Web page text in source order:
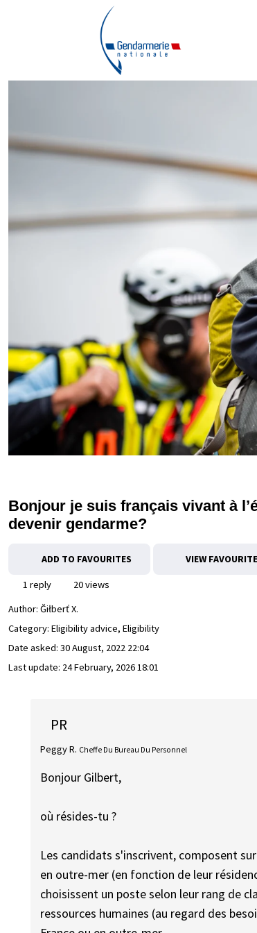
Bonjour je suis français vivant à
devenir gendarme?
ADD TO FAVOURITES VIEW
1 reply
20 views
Author: Ğiłberť X.
Category: Eligibility advice, Eligibility
Date asked: 30 August, 2022 22:04
Last update: 24 February, 2026 18:01
PR
Peggy R. Cheffe Du Bureau Du Personnel
Bonjour Gilbert,
où résides-tu ?
Les candidats s'inscrivent, composent
en outre-mer (en fonction de leur
choisissent un poste selon leur rang de
ressources humaines (au regard des